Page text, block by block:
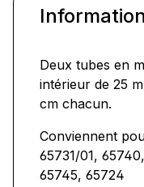
Deux tubes en
intérieur de 25
cm chacun.
Conviennent
65731/01,
65745, 65724